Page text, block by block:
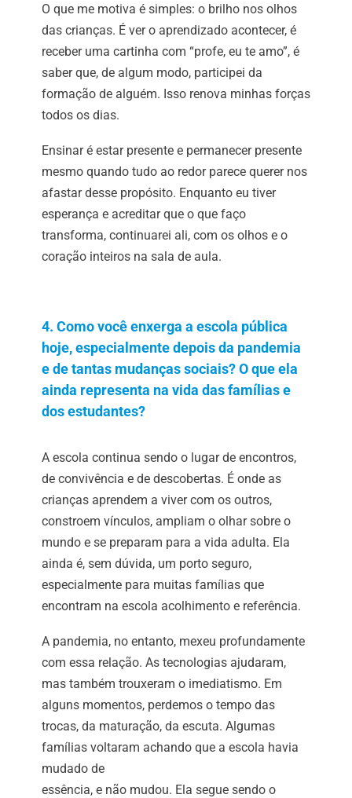
O que me motiva é simples: o brilho nos olhos
das crianças. É ver o aprendizado acontecer, é
receber uma cartinha com “profe, eu te amo”, é
saber que, de algum modo, participei da
formação de alguém. Isso renova minhas forças
todos os dias.
Ensinar é estar presente e permanecer presente
mesmo quando tudo ao redor parece querer nos
afastar desse propósito. Enquanto eu tiver
esperança e acreditar que o que faço
transforma, continuarei ali, com os olhos e o
coração inteiros na sala de aula.
4. Como você enxerga a escola pública
hoje, especialmente depois da pandemia
e de tantas mudanças sociais? O que ela
ainda representa na vida das famílias e
dos estudantes?
A escola continua sendo o lugar de encontros,
de convivência e de descobertas. É onde as
crianças aprendem a viver com os outros,
constroem vínculos, ampliam o olhar sobre o
mundo e se preparam para a vida adulta. Ela
ainda é, sem dúvida, um porto seguro,
especialmente para muitas famílias que
encontram na escola acolhimento e referência.
A pandemia, no entanto, mexeu profundamente
com essa relação. As tecnologias ajudaram,
mas também trouxeram o imediatismo. Em
alguns momentos, perdemos o tempo das
trocas, da maturação, da escuta. Algumas
famílias voltaram achando que a escola havia
mudado de
essência, e não mudou. Ela segue sendo o